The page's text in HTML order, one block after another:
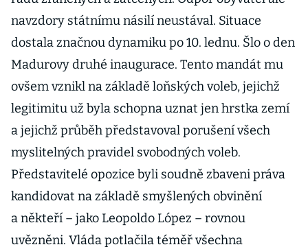
navzdory státnímu násilí neustával. Situace
dostala značnou dynamiku po 10. lednu. Šlo o den
Madurovy druhé inaugurace. Tento mandát mu
ovšem vznikl na základě loňských voleb, jejichž
legitimitu už byla schopna uznat jen hrstka zemí
a jejichž průběh představoval porušení všech
myslitelných pravidel svobodných voleb.
Představitelé opozice byli soudně zbaveni práva
kandidovat na základě smyšlených obvinění
a někteří – jako Leopoldo López – rovnou
uvězněni. Vláda potlačila téměř všechna